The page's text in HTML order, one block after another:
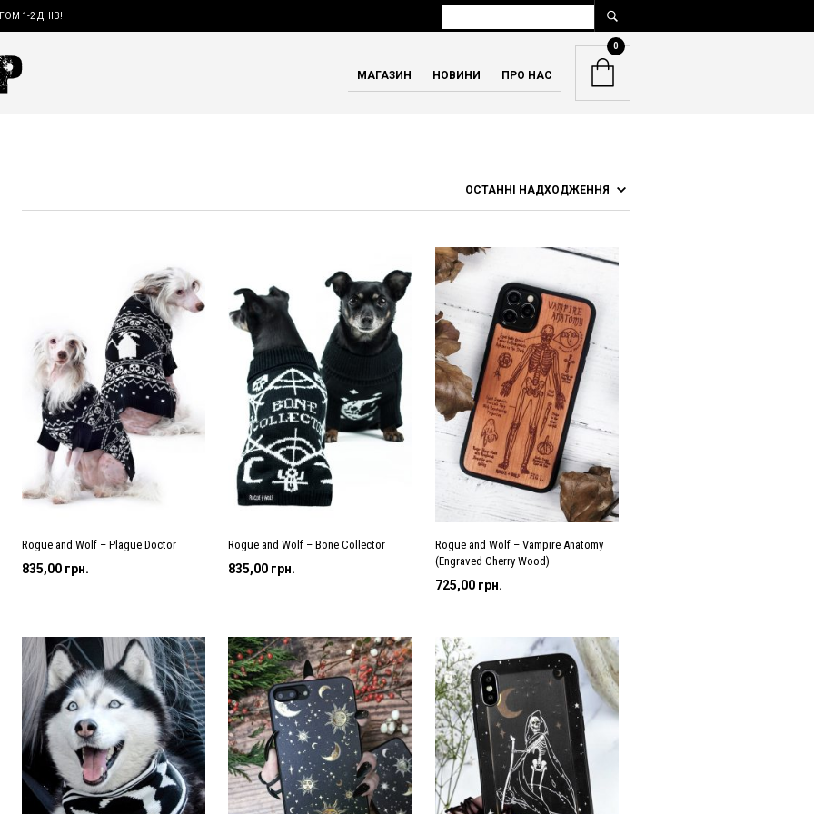
1-2 ДНІВ!
МАГАЗИН НОВИНИ ПРО НАС
0
Rogue and Wolf – Plague Doctor
835,00 грн.
Rogue and Wolf – Bone Collector
835,00 грн.
Rogue and Wolf – Vampire Anatomy
(Engraved Cherry Wood)
725,00 грн.